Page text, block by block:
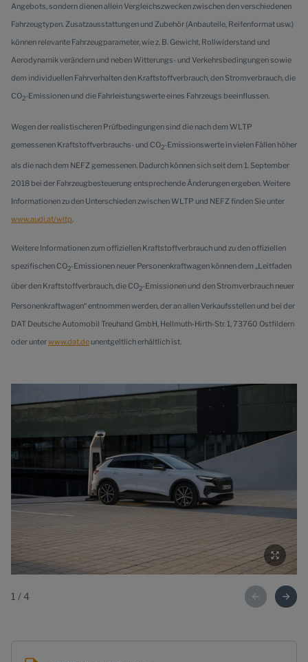
Angebots, sondern dienen allein Vergleichszwecken zwischen den verschiedenen
Fahrzeugtypen. Zusatzausstattungen und Zubehör (Anbauteile, Reifenformat usw.)
können relevante Fahrzeugparameter, wie z. B. Gewicht, Rollwiderstand und
Aerodynamik verändern und neben Witterungs- und Verkehrsbedingungen sowie
dem individuellen Fahrverhalten den Kraftstoffverbrauch, den Stromverbrauch, die
CO2-Emissionen und die Fahrleistungswerte eines Fahrzeugs beeinflussen.
Wegen der realistischeren Prüfbedingungen sind die nach dem WLTP
gemessenen Kraftstoffverbrauchs- und CO2-Emissionswerte in vielen Fällen höher
als die nach dem NEFZ gemessenen. Dadurch können sich seit dem 1. September
2018 bei der Fahrzeugbesteuerung entsprechende Änderungen ergeben. Weitere
Informationen zu den Unterschieden zwischen WLTP und NEFZ finden Sie unter
www.audi.at/wltp
Weitere Informationen zum offiziellen Kraftstoffverbrauch und zu den offiziellen
spezifischen CO2-Emissionen neuer Personenkraftwagen können dem „Leitfaden
über den Kraftstoffverbrauch, die CO2-Emissionen und den Stromverbrauch neuer
Personenkraftwagen“ entnommen werden, der an allen Verkaufsstellen und bei der
DAT Deutsche Automobil Treuhand GmbH, Hellmuth-Hirth-Str. 1, 73760 Ostfildern
oder unterwww.dat.de unentgeltlich erhältlich ist.
1 /4